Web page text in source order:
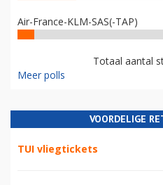
Air-France-KLM-SAS(-TAP)
Totaal aantal
Meer polls
VOORDELIGE
TUI vliegtickets